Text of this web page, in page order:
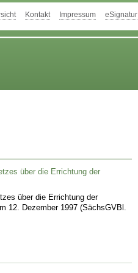
Kontakt Impressum eSignatur
über die Errichtung der
über die Errichtung der
12. Dezember 1997 (SächsGVBl.